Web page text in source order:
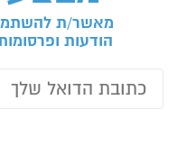
מאשר/ת
הודעות